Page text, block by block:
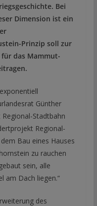
Bei
Dimension ist ein
Prinzip soll zur
das Mammut-
Günther
Stadtbahn
Regional-
Bau eines Hauses
zu rauchen
sein, alle
am Dach liegen.“
des